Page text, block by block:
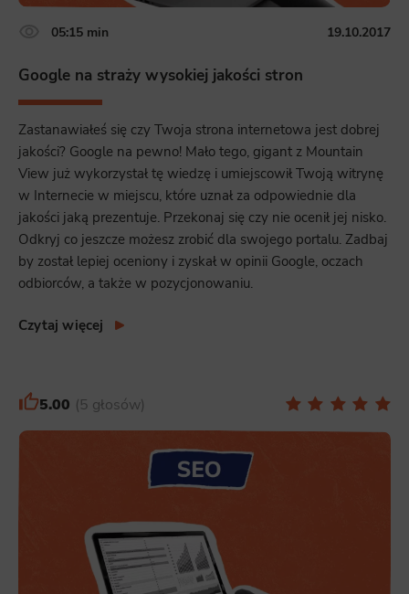
05:15 min 19.10.2017
Google na straży wysokiej jakości stron
Zastanawiałeś się czy Twoja strona internetowa jest dobrej
jakości? Google na pewno! Mało tego, gigant z Mountain
View już wykorzystał tę wiedzę i umiejscowił Twoją witrynę
w Internecie w miejscu, które uznał za odpowiednie dla
jakości jaką prezentuje. Przekonaj się czy nie ocenił jej nisko.
Odkryj co jeszcze możesz zrobić dla swojego portalu. Zadbaj
by został lepiej oceniony i zyskał w opinii Google, oczach
odbiorców, a także w pozycjonowaniu.
Czytaj więcej
5.00 5 głosów